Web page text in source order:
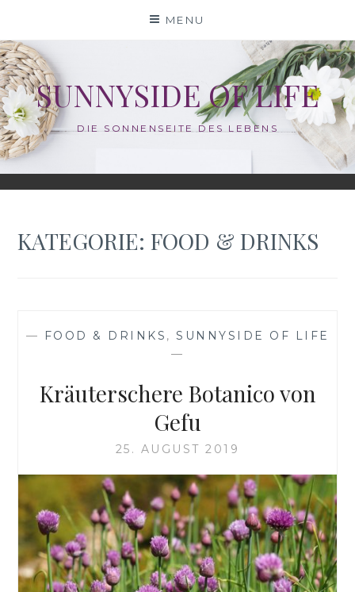
content
MENU
SUNNYSIDE OF LIFE
DIE SONNENSEITE DES LEBENS
KATEGORIE:FOOD & DRINKS
— FOOD & DRINKS , SUNNYSIDE OF LIFE
—
Kräuterschere Botanico von
Gefu
25. AUGUST 2019